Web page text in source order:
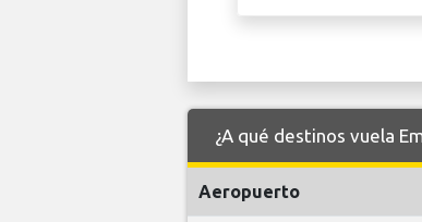
¿A qué destinos vuela
Aeropuerto